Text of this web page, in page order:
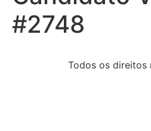
#2748
Todos os direitos